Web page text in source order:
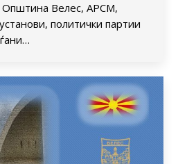
Велес, АРСМ,
политички партии